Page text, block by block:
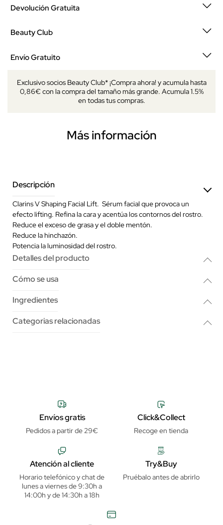
Devolución Gratuita
Beauty Club
Envío Gratuito
Exclusivo socios Beauty Club* ¡Compra ahora! y acumula hasta
0,86€ con la compra del tamaño más grande. Acumula 1.5%
en todas tus compras.
Más información
Descripción
Clarins V Shaping Facial Lift. Sérum facial que provoca un
efecto lifting. Refina la cara y acentúa los contornos del rostro.
Reduce el exceso de grasa y el doble mentón.
Reduce la hinchazón.
Potencia la luminosidad del rostro.
Detalles del producto
Cómo se usa
Ingredientes
Categorias relacionadas
Envíos gratis
Pedidos a partir de 29€
Click&Collect
Recoge en tienda
Atención al cliente
Horario telefónico y chat de
lunes a viernes de 9:30h a
14:00h y de 14:30h a 18h
Try&Buy
Pruébalo antes de abrirlo